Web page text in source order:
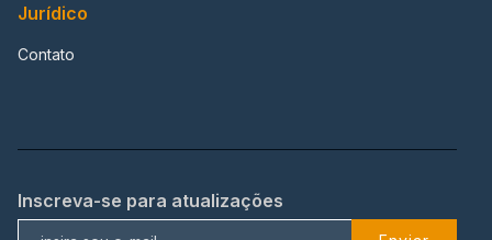
Jurídico
Contato
Inscreva-se para atualizações